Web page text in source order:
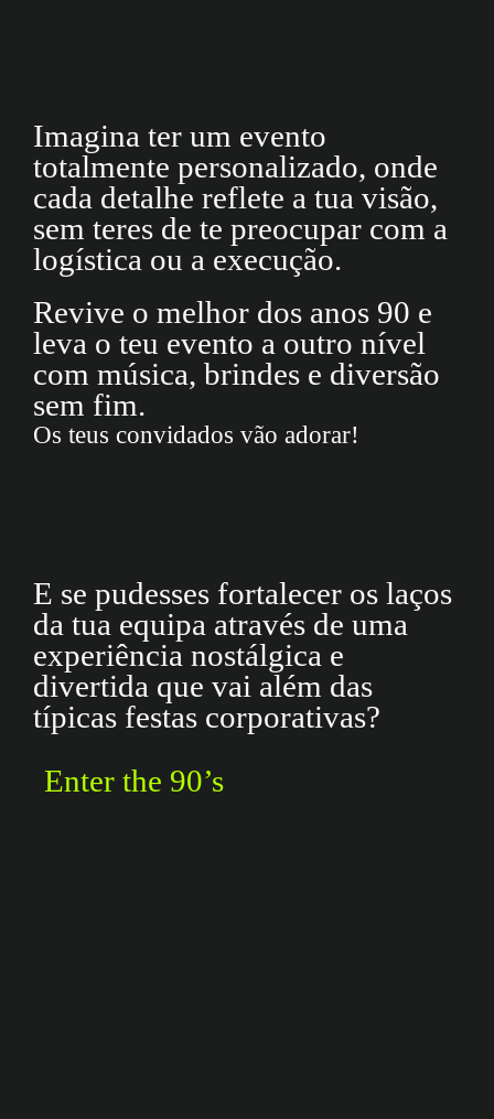
Imagina ter um evento
totalmente personalizado, onde
cada detalhe reflete a tua visão,
sem teres de te preocupar com a
logística ou a execução.
Revive o melhor dos anos 90 e
leva o teu evento a outro nível
com música, brindes e diversão
sem fim.
Os teus convidados vão adorar!
E se pudesses fortalecer os laços
da tua equipa através de uma
experiência nostálgica e
divertida que vai além das
típicas festas corporativas?
Enter the 90’s